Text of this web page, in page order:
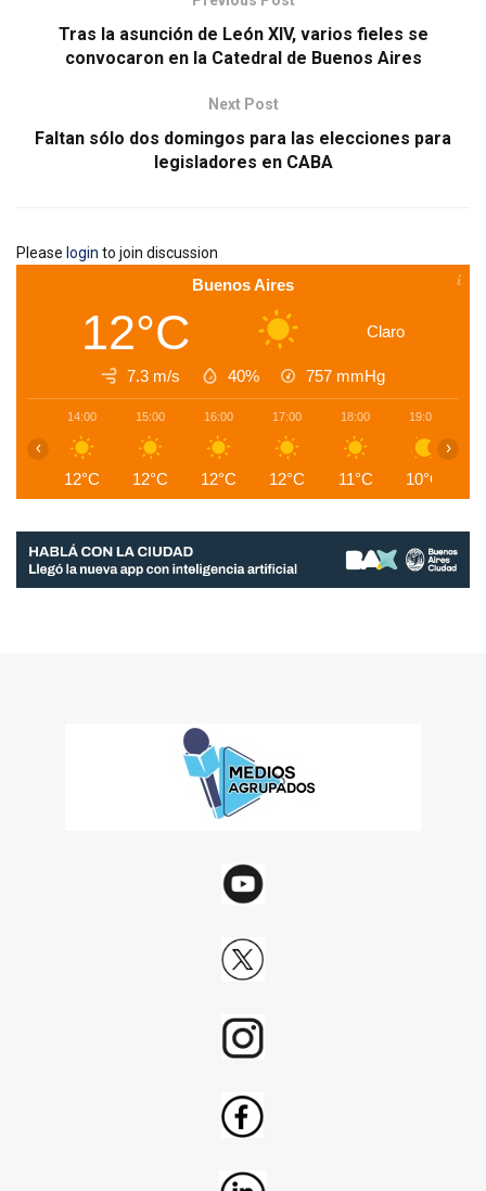
Tras la asunción de León XIV, varios fieles se
convocaron en la Catedral de Buenos Aires
Next Post
Faltan sólo dos domingos para las elecciones para
legisladores en CABA
Please login to join discussion
Buenos Aires
12°C Claro
7.3 m/s 40% 757 mmHg
14:00
12°C
15:00
12°C
16:00
12°C
17:00
12°C
18:00
11°C
19:00
10°C
‹ ›